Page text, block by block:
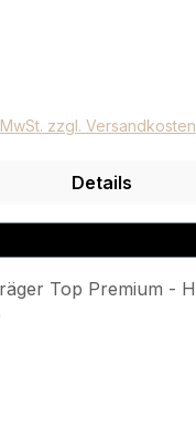
zzgl. Versandkosten
Details